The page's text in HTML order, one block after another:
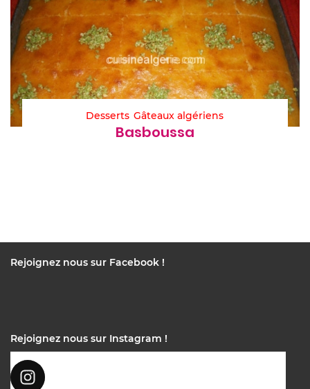
Desserts Gâteaux algériens
Basboussa
Rejoignez nous sur Facebook !
Rejoignez nous sur Instagram !